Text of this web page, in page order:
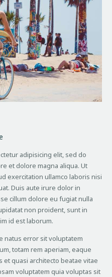
adipisicing elit, sed do
et dolore magna aliqua. Ut
exercitation ullamco laboris nisi
Duis aute irure dolor in
cillum dolore eu fugiat nulla
non proident, sunt in
id est laborum.
natus error sit voluptatem
totam rem aperiam, eaque
quasi architecto beatae vitae
voluptatem quia voluptas sit